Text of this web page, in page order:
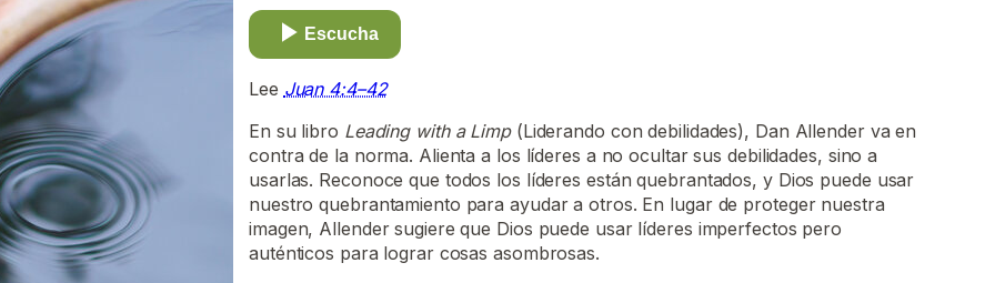
Escucha
Lee Juan 4:4–42
En su libro Leading with a Limp (Liderando con debilidades), Dan Allender va en
contra de la norma. Alienta a los líderes a no ocultar sus debilidades, sino a
usarlas. Reconoce que todos los líderes están quebrantados, y Dios puede usar
nuestro quebrantamiento para ayudar a otros. En lugar de proteger nuestra
imagen, Allender sugiere que Dios puede usar líderes imperfectos pero
auténticos para lograr cosas asombrosas.